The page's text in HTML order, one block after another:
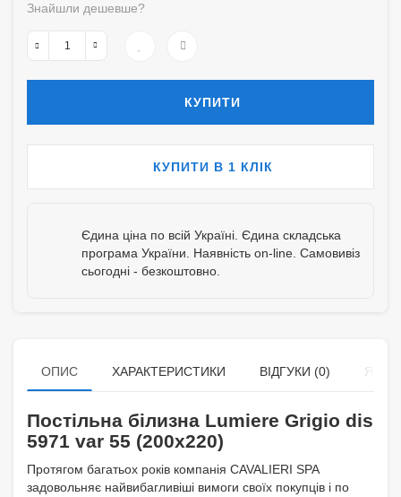
Знайшли дешевше?
КУПИТИ
КУПИТИ В 1 КЛІК
Єдина ціна по всій Україні. Єдина складська
програма України. Наявність on-line. Самовивіз
сьогодні - безкоштовно.
ОПИС ХАРАКТЕРИСТИКИ ВІДГУКИ (0) ЯК
Постільна білизна Lumiere Grigio dis
5971 var 55 (200х220)
Протягом багатьох років компанія CAVALIERI SPA
задовольняє найвибагливіші вимоги своїх покупців і по